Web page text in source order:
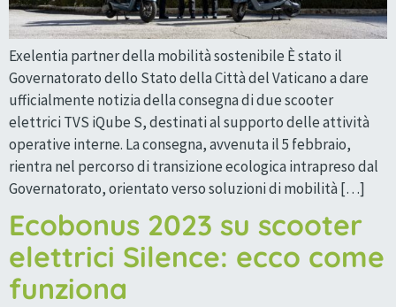
Exelentia partner della mobilità sostenibile È stato il
Governatorato dello Stato della Città del Vaticano a dare
ufficialmente notizia della consegna di due scooter
elettrici TVS iQube S, destinati al supporto delle attività
operative interne. La consegna, avvenuta il 5 febbraio,
rientra nel percorso di transizione ecologica intrapreso dal
Governatorato, orientato verso soluzioni di mobilità […]
Ecobonus 2023 su scooter
elettrici Silence: ecco come
funziona